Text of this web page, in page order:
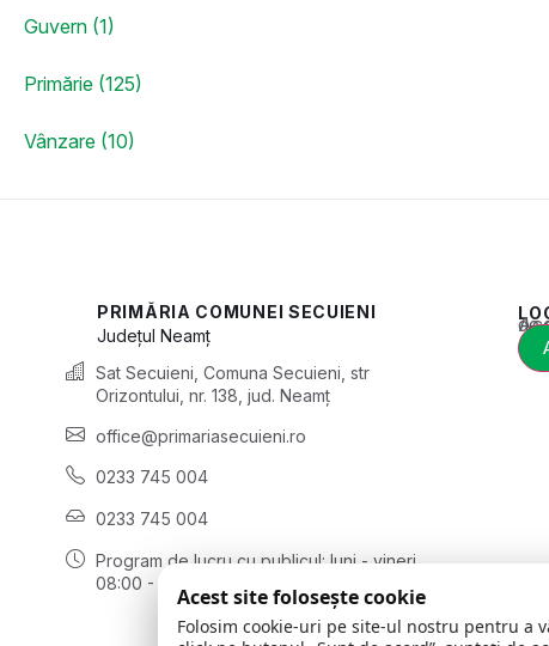
Guvern (1)
Primărie (125)
Vânzare (10)
PRIMĂRIA COMUNEI SECUIENI
JudețulNeamț
Sat Secuieni, Comuna Secuieni, str
Orizontului, nr. 138, jud. Neamț
office@primariasecuieni.ro
0233 745 004
0233 745 004
Program de lucru cu publicul: luni - vineri
08:00 - 16:00
Acest conținut este
Acest site folosește cookie
Folosim cookie-uri pe site-ul nostru pentru a